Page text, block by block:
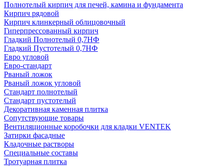
Полнотелый кирпич для печей, камина и фундамента
Кирпич рядовой
Кирпич клинкерный облицовочный
Гиперпрессованный кирпич
Гладкий Полнотелый 0,7НФ
Гладкий Пустотелый 0,7НФ
Евро угловой
Евро-стандарт
Рваный ложок
Рваный ложок угловой
Стандарт полнотелый
Стандарт пустотелый
Декоративная каменная плитка
Сопутствующие товары
Вентиляционные коробочки для кладки VENTEK
Затирки фасадные
Кладочные растворы
Специальные составы
Тротуарная плитка